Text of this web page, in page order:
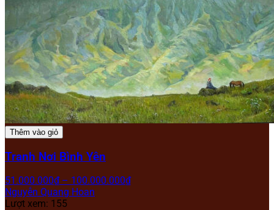
Thêm vào giỏ
Tranh Nơi Bình Yên
51.000.000₫ – 100.000.000₫
Nguyễn Quang Hoan
Lượt xem: 155